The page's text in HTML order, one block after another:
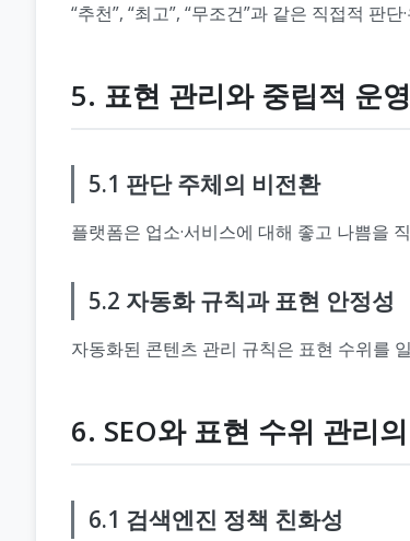
“추천”, “최고”, “무조건”과 같은 직접적 판
5. 표현 관리와 중립적 운
5.1 판단 주체의 비전환
플랫폼은 업소·서비스에 대해 좋고 나쁨을
5.2 자동화 규칙과 표현 안정성
자동화된 콘텐츠 관리 규칙은 표현 수위를
6. SEO와 표현 수위 관리
6.1 검색엔진 정책 친화성